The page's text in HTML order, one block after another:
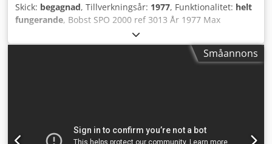
Skick: begagnad, Tillverkningsår: 1977, Funktionalitet: helt
fungerande, Bobst SPO 2000 ref 3013 År 1977 Max
arkstorlek – 2032 x 1270 mm Minsta arkstorlek – 600 x 520
mm Max stanskraft – 550 ton Dcjdpozfh I Rsfx Aatjk
Wellpapp från 1,5 mm upp till 9,0 mm Max mekaniskSmåannons